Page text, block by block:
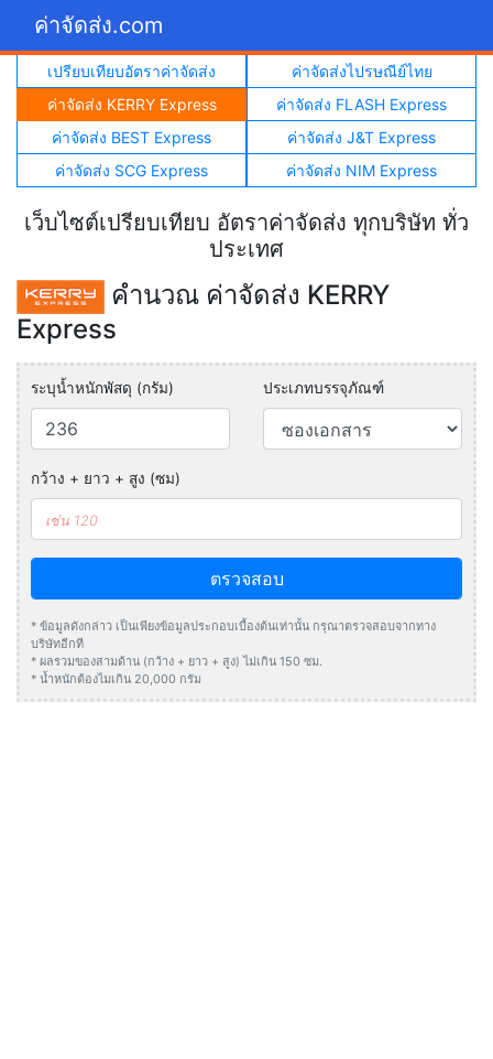
ค่าจัดส่ง.com
เปรียบเทียบอัตราค่าจัดส่ง
ค่าจัดส่งไปรษณีย์ไทย
ค่าจัดส่ง KERRY Express
ค่าจัดส่ง FLASH Express
ค่าจัดส่ง BEST Express
ค่าจัดส่ง J&T Express
ค่าจัดส่ง SCG Express
ค่าจัดส่ง NIM Express
เว็บไซต์เปรียบเทียบ อัตราค่าจัดส่ง ทุกบริษัท ทั่ว
ประเทศ
คำนวณ ค่าจัดส่ง KERRY
Express
ระบุน้ำหนักพัสดุ (กรัม) ประเภทบรรจุภัณฑ์
กว้าง + ยาว + สูง (ซม)
ตรวจสอบ
* ข้อมูลดังกล่าว เป็นเพียงข้อมูลประกอบเบื้องต้นเท่านั้น กรุณาตรวจสอบจากทาง
บริษัทอีกที
* ผลรวมของสามด้าน (กว้าง + ยาว + สูง) ไม่เกิน 150 ซม.
* น้ำหนักต้องไมเกิน 20,000 กรัม